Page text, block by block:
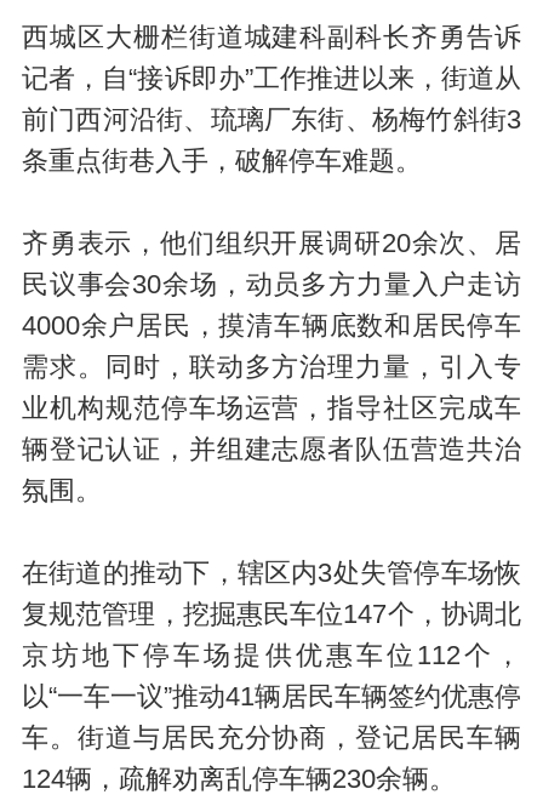
西城区大栅栏街道城建科副科长齐勇告诉
记者，自“接诉即办”工作推进以来，街道从
前门西河沿街、琉璃厂东街、杨梅竹斜街3
条重点街巷入手，破解停车难题。
齐勇表示，他们组织开展调研20余次、居
民议事会30余场，动员多方力量入户走访
4000余户居民，摸清车辆底数和居民停车
需求。同时，联动多方治理力量，引入专
业机构规范停车场运营，指导社区完成车
辆登记认证，并组建志愿者队伍营造共治
氛围。
在街道的推动下，辖区内3处失管停车场恢
复规范管理，挖掘惠民车位147个，协调北
京坊地下停车场提供优惠车位112个，
以“一车一议”推动41辆居民车辆签约优惠停
车。街道与居民充分协商，登记居民车辆
124辆，疏解劝离乱停车辆230余辆。